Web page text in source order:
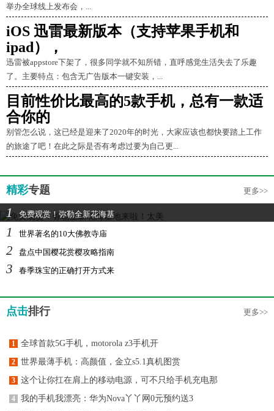
举办全球线上发布会，...
iOS 迅雷最新版本（支持苹果手机和
ipad），
迅雷被appstore下架了，很多同学就不知所错，直呼感觉生活失去了乐趣
了。主要特点：包含无广告版本一键安装，...
目前性价比最高的5款手机，总有一款适
合你的
别管怎么说，这已经是迎来了2020年的时光，大家应该也都快要踏上工作
的旅途了吧！在此之际是否有考虑过要为自己更...
精彩专题 更多>>
1 免费观赏！弥勒全新花海基
1 世界著名的10大佛教寺庙
2 盘点中国樱花赏樱攻略指南
3 春季珠宝的正确打开方式来
点击排行 更多>>
1 全球首款5G手机，motorola z3手机开
2 世界最薄手机：高颜值，金立s5.1真机图赏
3 这个让你扛在肩上的移动电源，可不只给手机充电那
4 我的手机我漂亮：华为Nova丫丫网0元预约送3